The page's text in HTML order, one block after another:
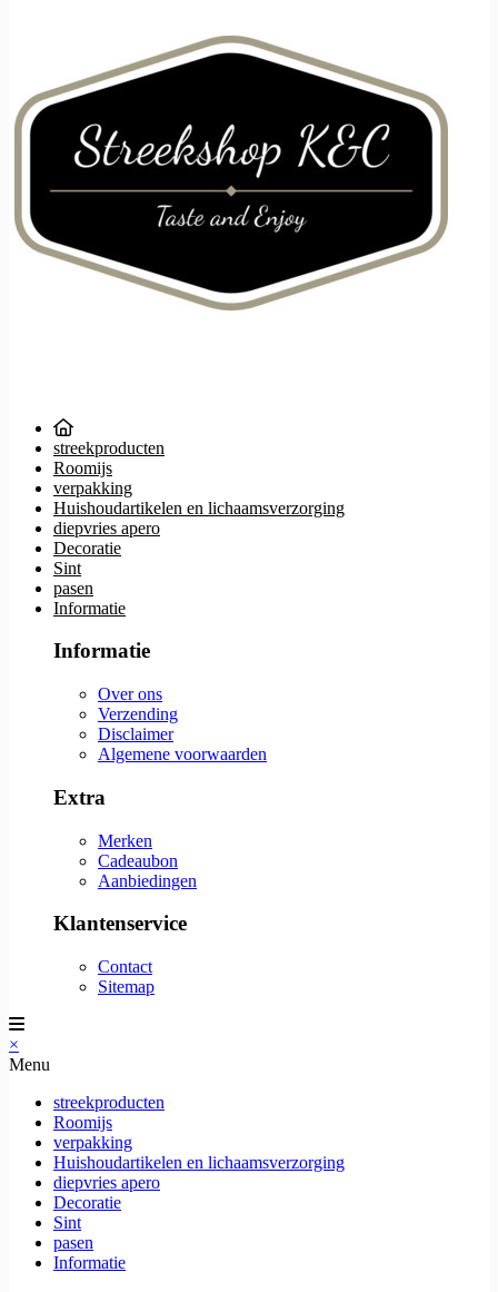
streekproducten
Roomijs
verpakking
Huishoudartikelen en lichaamsverzorging
diepvries apero
Decoratie
Sint
pasen
Informatie
Informatie
Over ons
Verzending
Disclaimer
Algemene voorwaarden
Extra
Merken
Cadeaubon
Aanbiedingen
Klantenservice
Contact
Sitemap
×
Menu
streekproducten
Roomijs
verpakking
Huishoudartikelen en lichaamsverzorging
diepvries apero
Decoratie
Sint
pasen
Informatie